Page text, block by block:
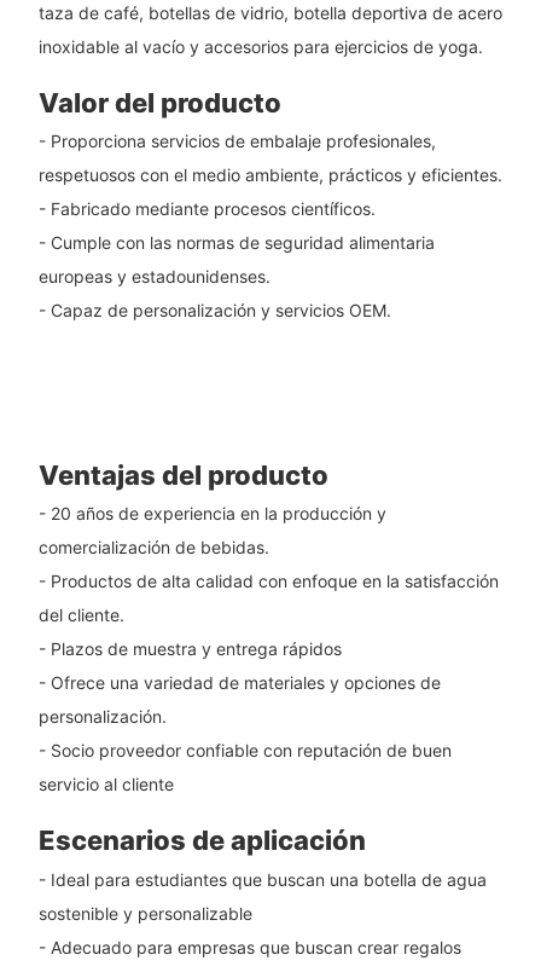
taza de café, botellas de vidrio, botella deportiva de acero
inoxidable al vacío y accesorios para ejercicios de yoga.
Valor del producto
- Proporciona servicios de embalaje profesionales,
respetuosos con el medio ambiente, prácticos y eficientes.
- Fabricado mediante procesos científicos.
- Cumple con las normas de seguridad alimentaria
europeas y estadounidenses.
- Capaz de personalización y servicios OEM.
Ventajas del producto
- 20 años de experiencia en la producción y
comercialización de bebidas.
- Productos de alta calidad con enfoque en la satisfacción
del cliente.
- Plazos de muestra y entrega rápidos
- Ofrece una variedad de materiales y opciones de
personalización.
- Socio proveedor confiable con reputación de buen
servicio al cliente
Escenarios de aplicación
- Ideal para estudiantes que buscan una botella de agua
sostenible y personalizable
- Adecuado para empresas que buscan crear regalos